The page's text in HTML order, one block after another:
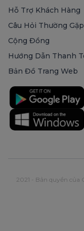
Hỗ Trợ Khách Hàng
Câu Hỏi Thường Gặp
Cộng Đồng
Hướng Dẫn Thanh
Bản Đồ Trang Web
2021 - Bản quyền của